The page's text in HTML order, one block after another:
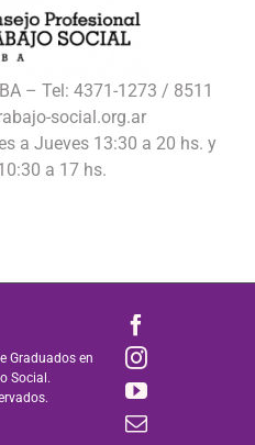
– Tel: 4371-1273 / 8511
social.org.ar
a Jueves 13:30 a 20 hs. y
a 17 hs.
Graduados en
Social.
Instagram
YouTube
Correo